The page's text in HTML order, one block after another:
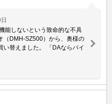
能しないという致命的な不具
（DMH-SZ500）から、奥様の
い替えました。 「DAならパイ